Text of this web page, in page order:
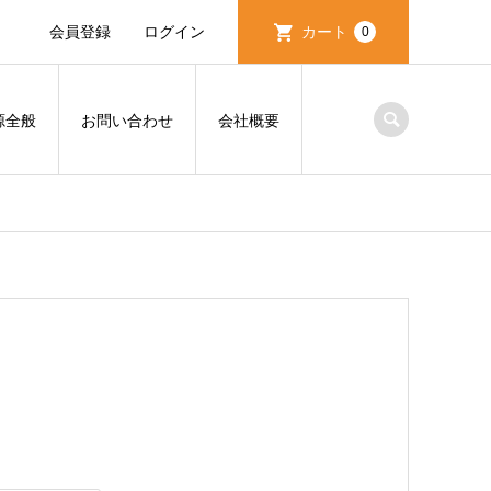
会員登録 ログイン カート 0
全般 お問い合わせ 会社概要